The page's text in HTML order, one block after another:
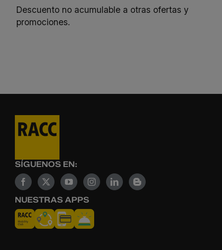
Descuento no acumulable a otras ofertas y
promociones.
SÍGUENOS EN:
NUESTRAS APPS